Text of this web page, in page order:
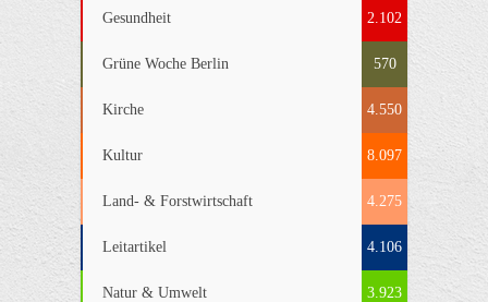
Gesundheit 2.102
Grüne Woche Berlin 570
Kirche 4.550
Kultur 8.097
Land- & Forstwirtschaft 4.275
Leitartikel 4.106
Natur & Umwelt 3.923